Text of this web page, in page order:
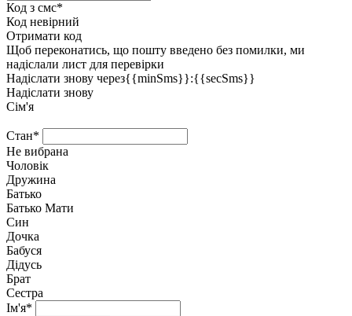
Код з смс*
Код невірний
Отримати код
Щоб переконатись, що пошту введено без помилки, ми
надіслали лист для перевірки
Надіслати знову через{{minSms}}:{{secSms}}
Надіслати знову
Сім'я
Стан*
Не вибрана
Чоловік
Дружина
Батько
Батько Мати
Син
Дочка
Бабуся
Дідусь
Брат
Сестра
Ім'я*